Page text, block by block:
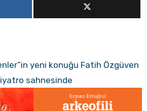
yeni konuğu Fatih Özgüven
sahnesinde